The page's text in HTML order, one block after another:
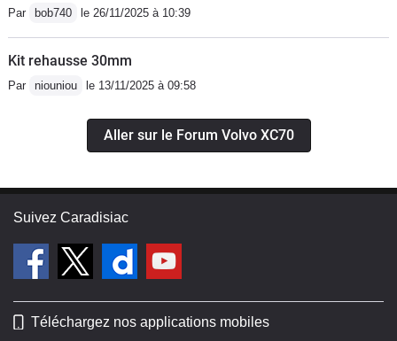
Par bob740 le 26/11/2025 à 10:39
Kit rehausse 30mm
Par niouniou le 13/11/2025 à 09:58
Aller sur le Forum Volvo XC70
Suivez Caradisiac
Téléchargez nos applications mobiles